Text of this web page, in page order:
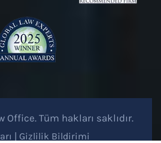
Office. Tüm hakları saklıdır.
| Gizlilik Bildirimi